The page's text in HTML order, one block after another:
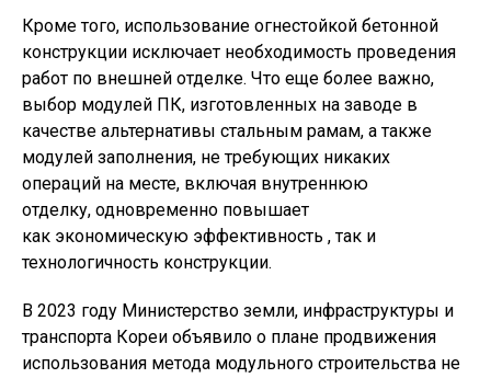
Кроме того, использование огнестойкой бетонной
конструкции исключает необходимость проведения
работ по внешней отделке. Что еще более важно,
выбор модулей ПК, изготовленных на заводе в
качестве альтернативы стальным рамам, а также
модулей заполнения, не требующих никаких
операций на месте, включая внутреннюю
отделку, одновременно повышает
как экономическую эффективность , так и
технологичность конструкции.
В 2023 году Министерство земли, инфраструктуры и
транспорта Кореи объявило о плане продвижения
использования метода модульного строительства не